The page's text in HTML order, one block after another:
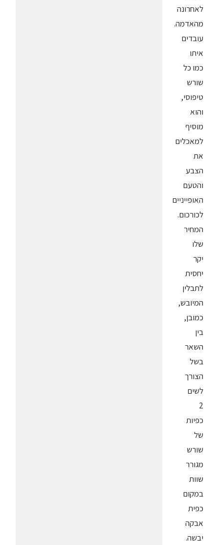
לאחרונה
מהאדמה.
עובדים
איתו
כמו כל
שורש
טיפוסי,
והוא
מוסיף
למאכלים
את
הצבע
והטעם
האופייניים
לכורכום.
המחיר
שלו
יקר
יחסית
לתבלין
המיובש,
כמובן,
בין
השאר
בשל
הצורך
לשים
2
כפיות
של
שורש
מגורר
שוות
במקום
כפית
אבקה
יבשה.